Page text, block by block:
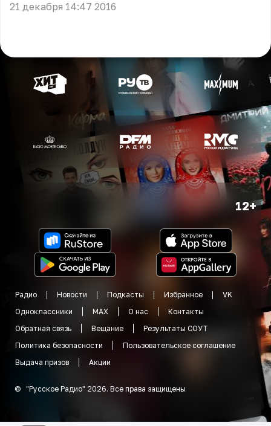
21 декабря 14:47 2016
12+
Радио Новости Подкасты Избранное
VK
Одноклассники
MAX О нас
Контакты
Обратная связь
Вещание
Результаты СОУТ
Политика безопасности
Пользовательское соглашение
Выдача призов
Акции
© "Русское Радио" 2026. Все права защищены